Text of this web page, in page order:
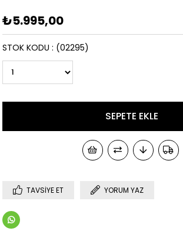
₺5.995,00
(02295)
STOK KODU
TAVSIYE ET YORUM YAZ